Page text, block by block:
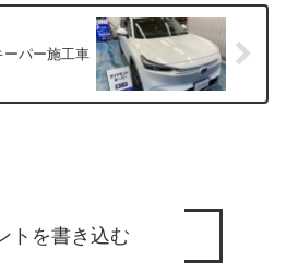
ーパー施工車
トを書き込む